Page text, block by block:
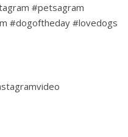
#petsagram
#dogoftheday #lovedogs